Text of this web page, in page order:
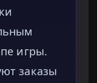
игры.
заказы